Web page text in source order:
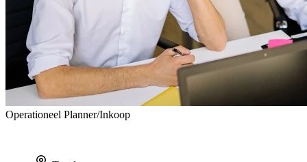
Operationeel Planner/Inkoop